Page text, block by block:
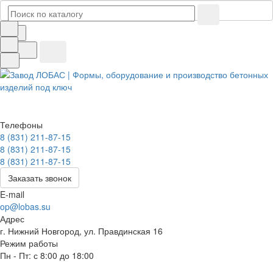
Телефоны
8 (831) 211-87-15
8 (831) 211-87-15
8 (831) 211-87-15
Заказать звонок
E-mail
op@lobas.su
Адрес
г. Нижний Новгород, ул. Правдинская 16
Режим работы
Пн - Пт: с 8:00 до 18:00